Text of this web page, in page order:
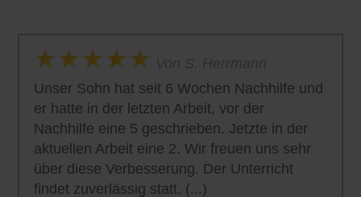
Unser Sohn hat seit 6 Wochen Nachhilfe und
er hatte in der letzten Arbeit, vor der
Nachhilfe eine 5 geschrieben. Jetzte in der
aktuellen Arbeit eine 2. Wir freuen uns sehr
über diese Verbesserung. Der Unterricht
findet zuverlässig statt. (...)